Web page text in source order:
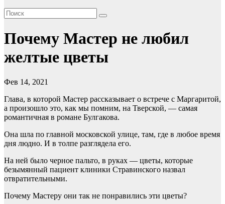
Почему Мастер не любил
желтые цветы
Фев 14, 2021
Глава, в которой Мастер рассказывает о встрече с Маргаритой,
а произошло это, как мы помним, на Тверской, — самая
романтичная в романе Булгакова.
Она шла по главной московской улице, там, где в любое время
дня людно. И в толпе разглядела его.
На ней было черное пальто, в руках — цветы, которые
безымянный пациент клиники Стравинского назвал
отвратительными.
Почему Мастеру они так не понравились эти цветы?